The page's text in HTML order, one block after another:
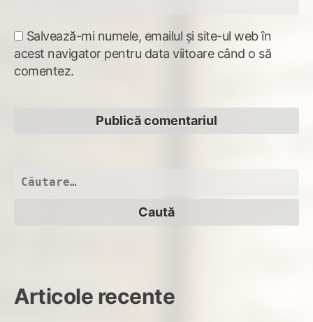
Salvează-mi numele, emailul și site-ul web în
acest navigator pentru data viitoare când o să
comentez.
Caută
Articole recente